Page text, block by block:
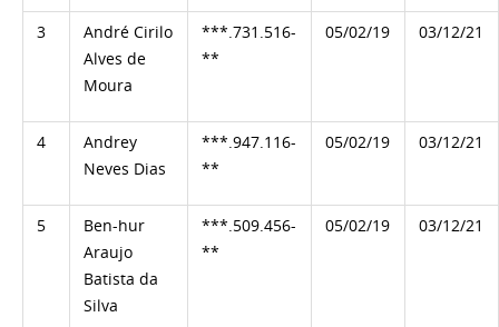
3
André Cirilo
Alves de
Moura
***.731.516-
**
05/02/19 03/12/21
4
Andrey
Neves Dias
***.947.116-
**
05/02/19 03/12/21
5
Ben-hur
Araujo
Batista da
Silva
***.509.456-
**
05/02/19 03/12/21